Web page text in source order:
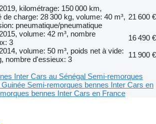
kilométrage: 150 000 km,
de charge: 28 300 kg, volume: 40 m³,
pneumatique/pneumatique
21 600 €
volume: 42 m³, nombre
3
16 490 €
volume: 50 m³, poids net à vide:
nombre d'essieux: 3
11 900 €
Inter Cars au Sénégal Semi-remorques
Semi-remorques bennes Inter Cars en
bennes Inter Cars en France